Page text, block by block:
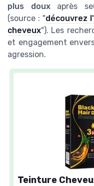
plus douxaprès
(source : "découvrez
cheveux"). Les
et engagement
agression.
Teinture